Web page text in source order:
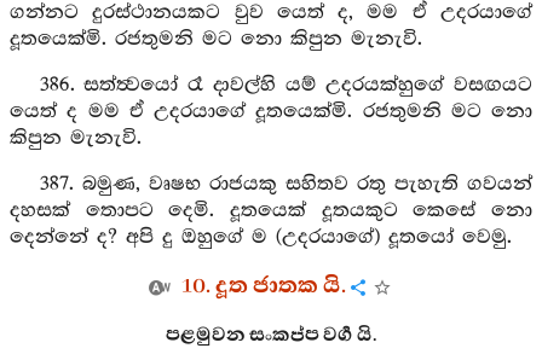
ගන්නට දුරස්ථානයකට වුව යෙත් ද, මම ඒ උදරයාගේ
දූතයෙක්මි. රජතුමනි මට නො කිපුන මැනැවි.
386. සත්ත්‍වයෝ රෑ දාවල්හි යම් උදරයක්හුගේ වසඟයට
යෙත් ද මම ඒ උදරයාගේ දූතයෙක්මි. රජතුමනි මට නො
කිපුන මැනැවි.
387. බමුණ, වෘෂභ රාජයකු සහිතව රතු පැහැති ගවයන්
දහසක් තොපට දෙමි. දූතයෙක් දූතයකුට කෙසේ නො
දෙන්නේ ද? අපි දු ඔහුගේ ම (උදරයාගේ) දූතයෝ වෙමු.
10. දූත ජාතක යි.
පළමුවන සංකප්ප වර්‍ග යි.